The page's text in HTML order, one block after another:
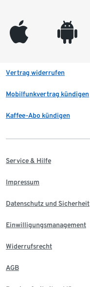
appleinc android
Vertrag widerrufen
Mobilfunkvertrag kündigen
Kaffee-Abo kündigen
Service & Hilfe
Impressum
Datenschutz und Sicherheit
Einwilligungsmanagement
Widerrufsrecht
AGB